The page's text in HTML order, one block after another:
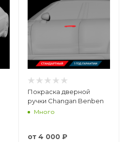
Покраска дверной
ручки Changan Benben
Много
от 4 000 ₽